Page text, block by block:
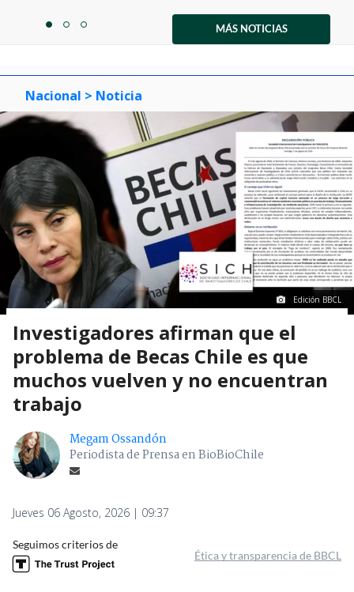
itemitemitem
MÁS NOTICIAS
Nacional > Noticia
Edición BBCL
Investigadores afirman que el
problema de Becas Chile es que
muchos vuelven y no encuentran
trabajo
Megam Ossandón
Periodista de Prensa en BioBioChile
Jueves 06 Agosto, 2026 | 09:37
Seguimos criterios de
Ética y transparencia de BBCL